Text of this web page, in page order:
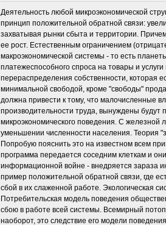
Деятельность любой микроэкономической
принцип положительной обратной связи:
захватывая рынки сбыта и территории.
ее рост. Естественным ограничением
макроэкономической системы - то есть
платежеспособного спроса на товары и
перераспределения собственности, которая
минимальной свободой, кроме "свободы"
должна привести к тому, что малочисленные
производительности труда, вынуждены будут
микроэкономического поведения. С железной
уменьшении численности населения. Теория
Попробую пояснить это на известном всем
программа передается соседним клеткам и
информационной войне - внедряется зараза
пример положительной обратной связи, где
сбой в их слаженной работе. Экологическая
Потребительская модель поведения
сбою в работе всей системы. Всемирный
наоборот, это следствие его модели